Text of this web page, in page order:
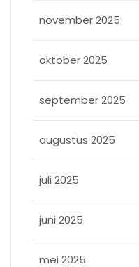
november 2025
oktober 2025
september 2025
augustus 2025
juli 2025
juni 2025
mei 2025